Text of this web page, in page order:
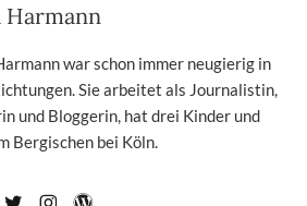
Harmann
war schon immer neugierig in
Sie arbeitet als Journalistin,
und Bloggerin, hat drei Kinder und
Bergischen bei Köln.